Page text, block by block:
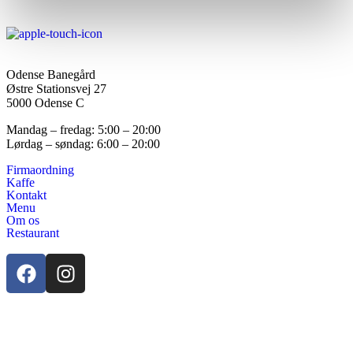
Odense Banegård
Østre Stationsvej 27
5000 Odense C
Mandag – fredag: 5:00 – 20:00
Lørdag – søndag: 6:00 – 20:00
Firmaordning
Kaffe
Kontakt
Menu
Om os
Restaurant